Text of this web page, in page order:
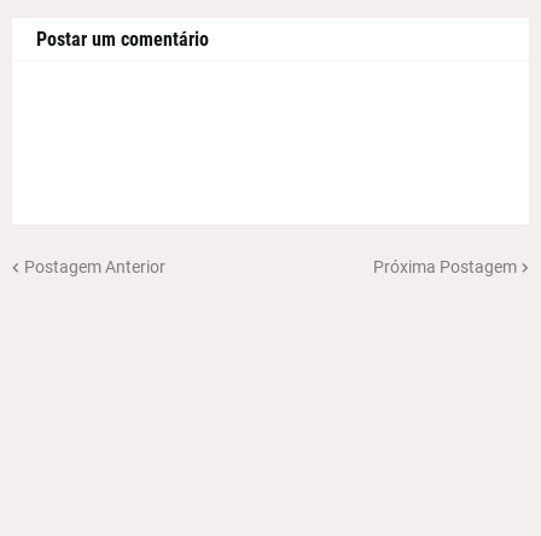
Postar um comentário
Postagem Anterior Próxima Postagem